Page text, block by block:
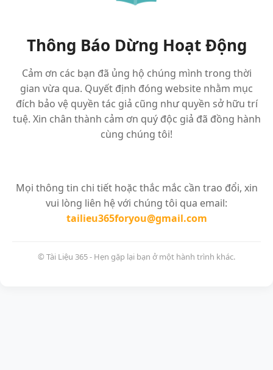
Thông Báo Dừng Hoạt Động
Cảm ơn các bạn đã ủng hộ chúng mình trong thời
gian vừa qua. Quyết định đóng website nhằm mục
đích bảo vệ quyền tác giả cũng như quyền sở hữu trí
tuệ. Xin chân thành cảm ơn quý độc giả đã đồng hành
cùng chúng tôi!
Mọi thông tin chi tiết hoặc thắc mắc cần trao đổi, xin
vui lòng liên hệ với chúng tôi qua email:
tailieu365foryou@gmail.com
© Tài Liệu 365 - Hẹn gặp lại bạn ở một hành trình khác.